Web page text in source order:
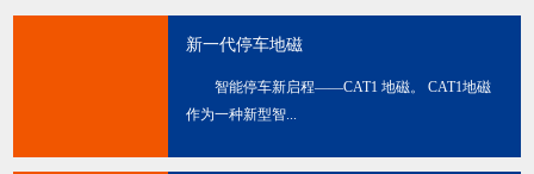
新一代停车地磁
智能停车新启程——CAT1 地磁。 CAT1地磁
作为一种新型智...